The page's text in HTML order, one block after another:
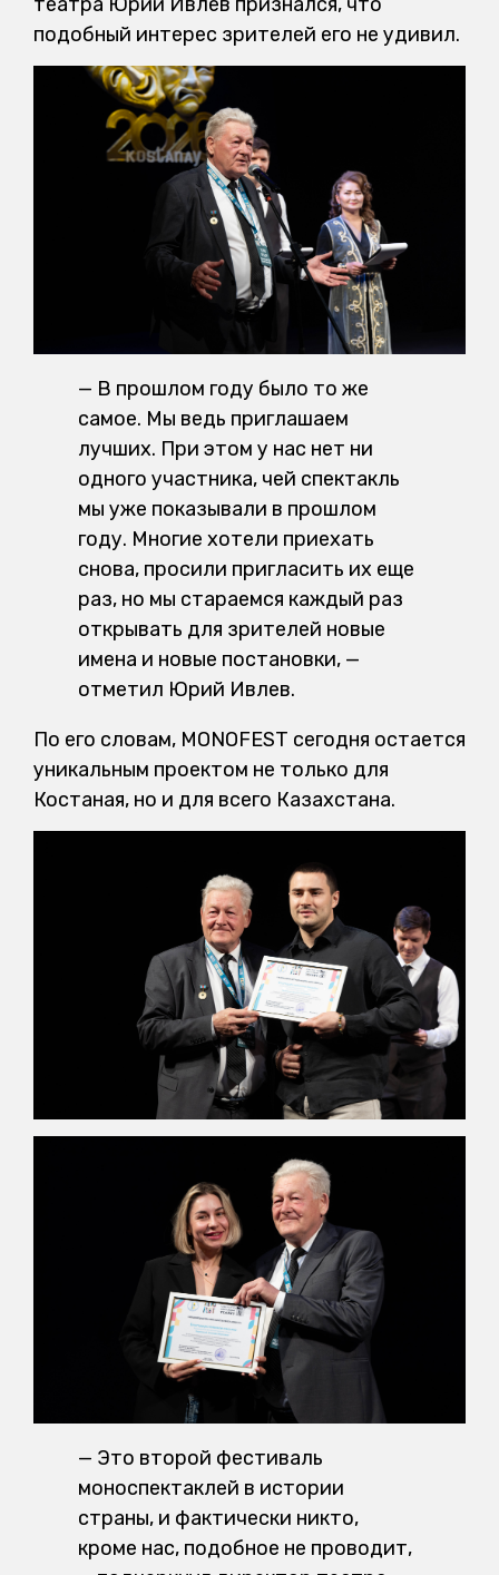
подобный интерес зрителей его не удивил.
— В прошлом году было то же
самое. Мы ведь приглашаем
лучших. При этом у нас нет ни
одного участника, чей спектакль
мы уже показывали в прошлом
году. Многие хотели приехать
снова, просили пригласить их еще
раз, но мы стараемся каждый раз
открывать для зрителей новые
имена и новые постановки, —
отметил Юрий Ивлев.
По его словам, MONOFEST сегодня остается
уникальным проектом не только для
Костаная, но и для всего Казахстана.
— Это второй фестиваль
моноспектаклей в истории
страны, и фактически никто,
кроме нас, подобное не проводит,